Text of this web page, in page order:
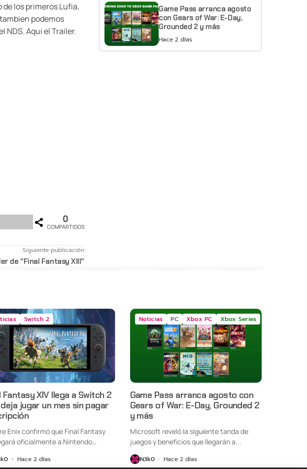
los primeros Lufia,
podemos
NDS. Aqui el Trailer.
0
COMPARTIDOS
Siguiente publicación
de "Final Fantasy XIII"
Game Pass arranca agosto
con Gears of War: E-Day,
Grounded 2 y más
Hace 2 días
Switch 2
Fantasy XIV llega a Switch 2
jugar un mes sin pagar
Enix confirmó que Final Fantasy
oficialmente a Nintendo
Hace 2 días
Noticias PC Xbox PC Xbox Series
Game Pass arranca agosto con
Gears of War: E-Day, Grounded 2
y más
Microsoft reveló la siguiente tanda de
juegos y beneficios que llegarán a...
N3k0 Hace 2 días